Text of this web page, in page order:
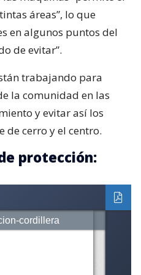
áreas”, lo que
en algunos puntos del
de evitar”.
trabajando para
la comunidad en las
y evitar así los
de cerro y el centro.
protección: